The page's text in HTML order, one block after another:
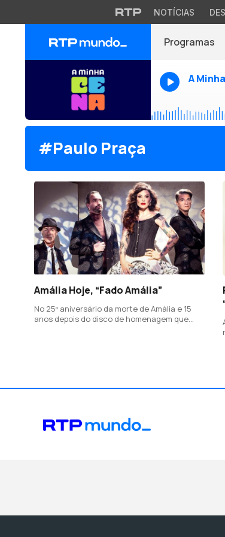
NOTÍCIAS
Programas
A
#Paulo Praça
Amália Hoje, “Fado Amália”
No 25º aniversário da morte de Amália e 15
anos depois do disco de homenagem que